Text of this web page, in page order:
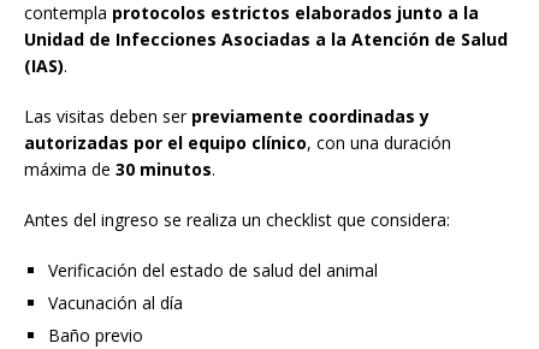
contempla protocolos estrictos elaborados junto a la
Unidad de Infecciones Asociadas a la Atención de Salud
(IAS).
Las visitas deben ser previamente coordinadas y
autorizadas por el equipo clínico, con una duración
máxima de 30 minutos.
Antes del ingreso se realiza un checklist que considera:
Verificación del estado de salud del animal
Vacunación al día
Baño previo